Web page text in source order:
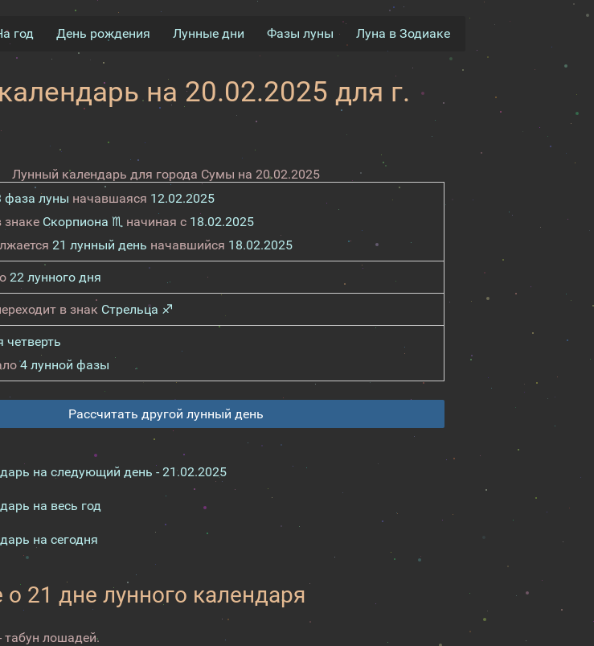
год День рождения Лунные дни Фазы луны Луна в Зодиаке
на 20.02.2025 для г.
Лунный календарь для города Сумы на 20.02.2025
фаза луны начавшаяся 12.02.2025
знаке Скорпиона ♏начиная с 18.02.2025
21 лунный день начавшийся 18.02.2025
22 лунного дня
в знак Стрельца ♐
четверть
4 лунной фазы
Рассчитать другой лунный день
на следующий день - 21.02.2025
на весь год
на сегодня
21 дне лунного календаря
табун лошадей.